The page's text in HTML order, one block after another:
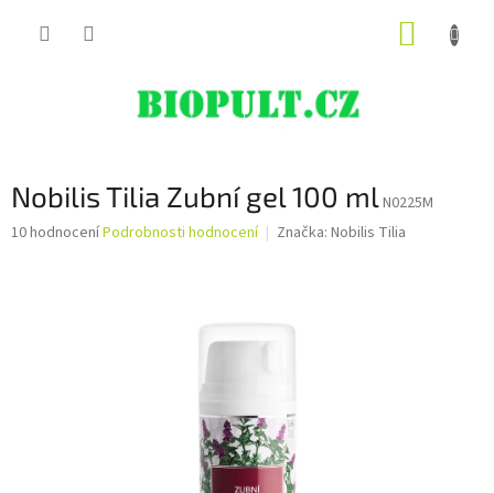
Nobilis Tilia Zubní gel 100 mlN0225M
Průměrné
10 hodnoceníPodrobnosti hodnocení Značka: Nobilis Tilia